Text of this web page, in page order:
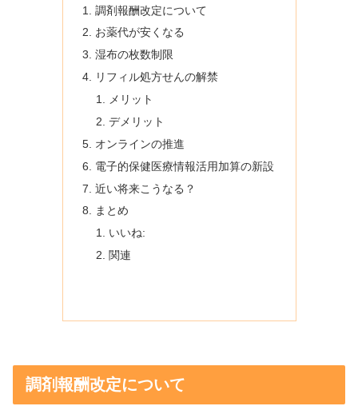
調剤報酬改定について
お薬代が安くなる
湿布の枚数制限
リフィル処方せんの解禁
メリット
デメリット
オンラインの推進
電子的保健医療情報活用加算の新設
近い将来こうなる？
まとめ
いいね:
関連
調剤報酬改定について